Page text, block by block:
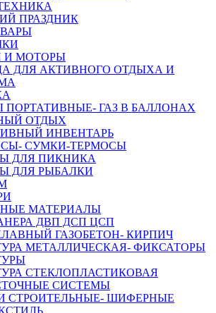
ПРАЗДНИК
И МОТОРЫ
ДЛЯ АКТИВНОГО ОТДЫХА И
ПОРТАТИВНЫЕ- ГАЗ В БАЛЛОНАХ
ОТДЫХ
ИНВЕНТАРЬ
СУМКИ-ТЕРМОСЫ
ДЛЯ ПИКНИКА
ДЛЯ РЫБАЛКИ
МАТЕРИАЛЫ
ДВП ДСП ЦСП
ГАЗОБЕТОН- КИРПИЧ
МЕТАЛЛИЧЕСКАЯ- ФИКСАТОРЫ
СТЕКЛОПЛАСТИКОВАЯ
СИСТЕМЫ
СТРОИТЕЛЬНЫЕ- ШИФЕРНЫЕ